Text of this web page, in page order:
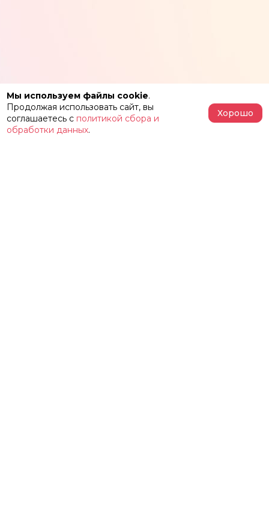
Мы используем файлы cookie.
Продолжая использовать сайт, вы
соглашаетесь с политикой сбора и
обработки данных.
Хорошо